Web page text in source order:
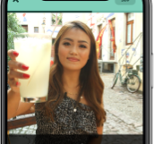
é forte
assistir